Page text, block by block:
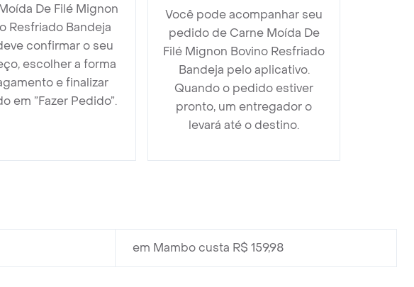
De Filé Mignon
Resfriado Bandeja
confirmar o seu
escolher a forma
e finalizar
em ”Fazer Pedido”.
Você pode acompanhar seu
pedido de Carne Moída De
Filé Mignon Bovino Resfriado
Bandeja pelo aplicativo.
Quando o pedido estiver
pronto, um entregador o
levará até o destino.
em Mambo custa R$ 159,98